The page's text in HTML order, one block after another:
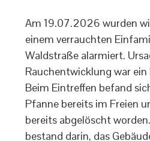
Am 19.07.2026 wurden
einem verrauchten
Waldstraße alarmiert.
Rauchentwicklung war
Beim Eintreffen befand
Pfanne bereits im Freien
bereits abgelöscht
bestand darin, das